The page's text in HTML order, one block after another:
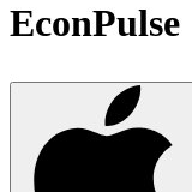
EconPulse